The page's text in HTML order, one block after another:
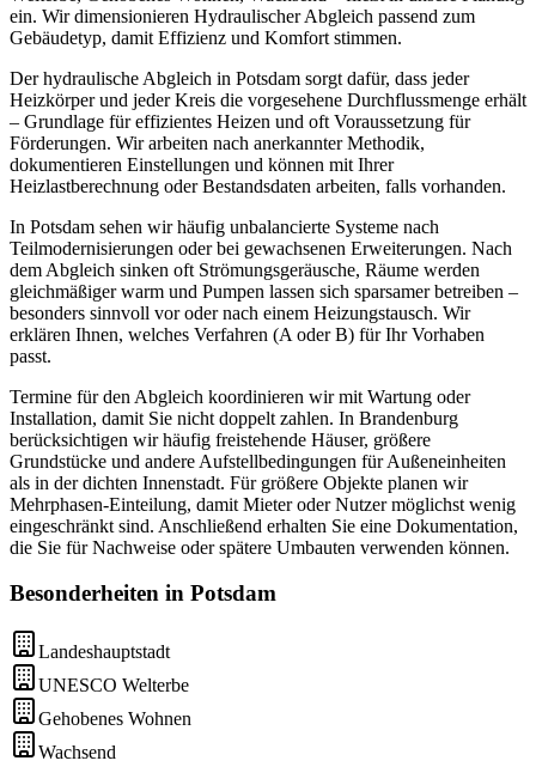
ein. Wir dimensionieren Hydraulischer Abgleich passend zum
Gebäudetyp, damit Effizienz und Komfort stimmen.
Der hydraulische Abgleich in Potsdam sorgt dafür, dass jeder
Heizkörper und jeder Kreis die vorgesehene Durchflussmenge erhält
– Grundlage für effizientes Heizen und oft Voraussetzung für
Förderungen. Wir arbeiten nach anerkannter Methodik,
dokumentieren Einstellungen und können mit Ihrer
Heizlastberechnung oder Bestandsdaten arbeiten, falls vorhanden.
In Potsdam sehen wir häufig unbalancierte Systeme nach
Teilmodernisierungen oder bei gewachsenen Erweiterungen. Nach
dem Abgleich sinken oft Strömungsgeräusche, Räume werden
gleichmäßiger warm und Pumpen lassen sich sparsamer betreiben –
besonders sinnvoll vor oder nach einem Heizungstausch. Wir
erklären Ihnen, welches Verfahren (A oder B) für Ihr Vorhaben
passt.
Termine für den Abgleich koordinieren wir mit Wartung oder
Installation, damit Sie nicht doppelt zahlen. In Brandenburg
berücksichtigen wir häufig freistehende Häuser, größere
Grundstücke und andere Aufstellbedingungen für Außeneinheiten
als in der dichten Innenstadt. Für größere Objekte planen wir
Mehrphasen-Einteilung, damit Mieter oder Nutzer möglichst wenig
eingeschränkt sind. Anschließend erhalten Sie eine Dokumentation,
die Sie für Nachweise oder spätere Umbauten verwenden können.
Besonderheiten in Potsdam
Landeshauptstadt
UNESCO Welterbe
Gehobenes Wohnen
Wachsend